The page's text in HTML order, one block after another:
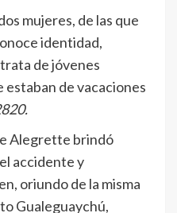
mujeres, de las que
identidad,
de jóvenes
de vacaciones
Alegrette brindó
accidente y
oriundo de la misma
Gualeguaychú,